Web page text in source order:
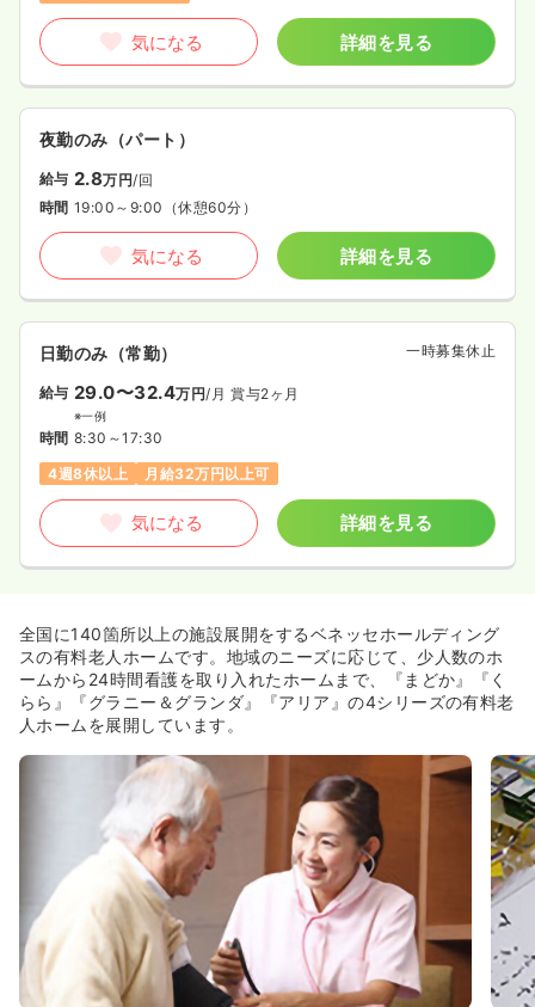
気になる 詳細を見る
夜勤のみ（パート）
給与 2.8万円/回
時間 19:00～9:00 （休憩60分）
気になる 詳細を見る
日勤のみ（常勤） 一時募集休止
給与 29.0〜32.4万円/月 賞与2ヶ月
※一例
時間 8:30～17:30
4週8休以上
月給32万円以上可
気になる 詳細を見る
全国に140箇所以上の施設展開をするベネッセホールディング
スの有料老人ホームです。地域のニーズに応じて、少人数のホ
ームから24時間看護を取り入れたホームまで、『まどか』『く
らら』『グラニー＆グランダ』『アリア』の4シリーズの有料老
人ホームを展開しています。